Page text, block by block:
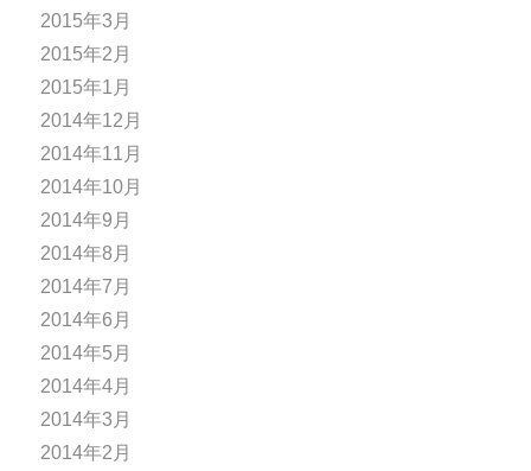
2015年3月
2015年2月
2015年1月
2014年12月
2014年11月
2014年10月
2014年9月
2014年8月
2014年7月
2014年6月
2014年5月
2014年4月
2014年3月
2014年2月